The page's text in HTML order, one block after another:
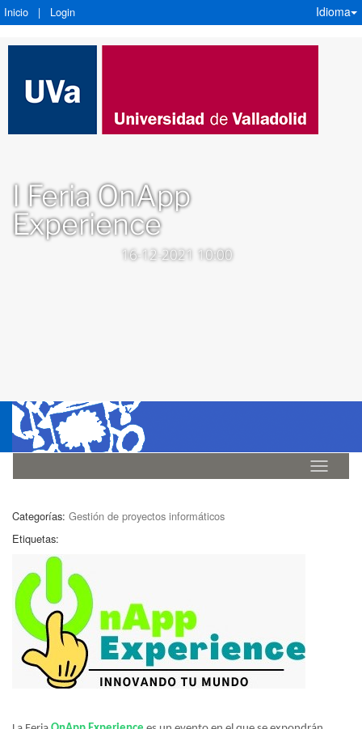
Inicio | Login Idioma
I Feria OnApp
Experience
16-12-2021 10:00
Idioma
Categorías: Gestión de proyectos informáticos
Etiquetas: